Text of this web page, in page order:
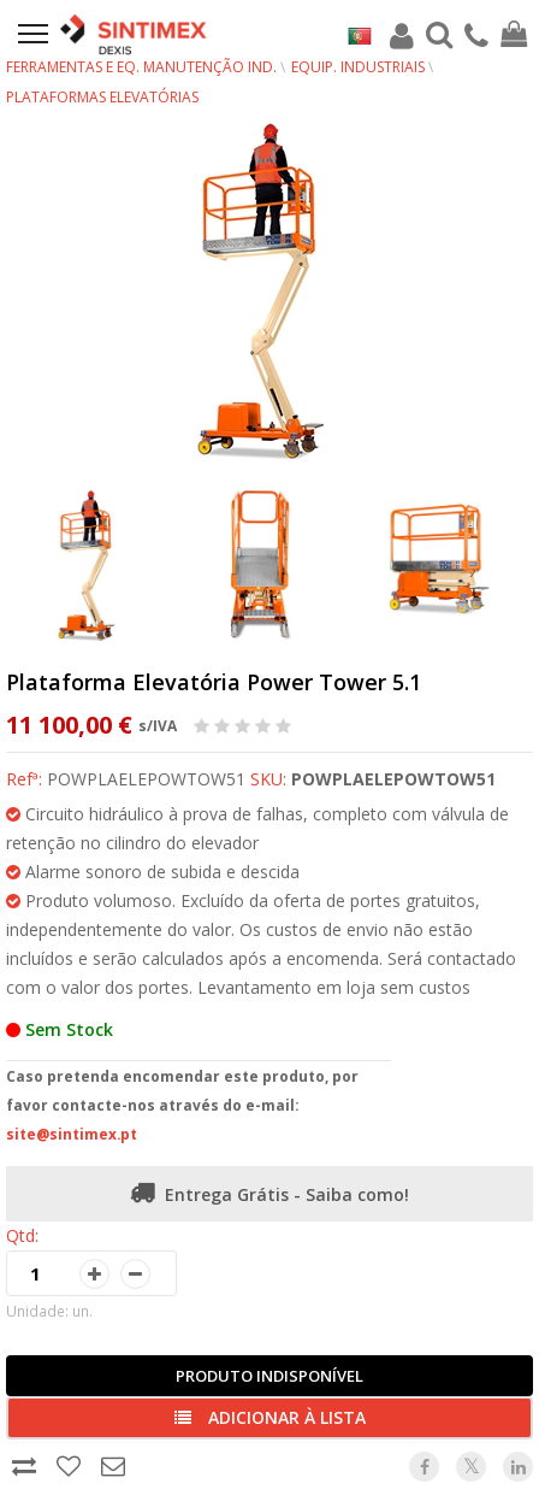
FERRAMENTAS E EQ. MANUTENÇÃO IND.
EQUIP. INDUSTRIAIS
PLATAFORMAS ELEVATÓRIAS
Plataforma Elevatória Power Tower 5.1
11 100,00 € s/IVA
Refª: POWPLAELEPOWTOW51 SKU: POWPLAELEPOWTOW51
Circuito hidráulico à prova de falhas, completo com válvula de
retenção no cilindro do elevador
Alarme sonoro de subida e descida
Produto volumoso. Excluído da oferta de portes gratuitos,
independentemente do valor. Os custos de envio não estão
incluídos e serão calculados após a encomenda. Será contactado
com o valor dos portes. Levantamento em loja sem custos
Sem Stock
Caso pretenda encomendar este produto, por
favor contacte-nos através do e-mail:
site@sintimex.pt
Entrega Grátis - Saiba como!
Qtd:
Unidade: un.
PRODUTO INDISPONÍVEL
ADICIONAR À LISTA